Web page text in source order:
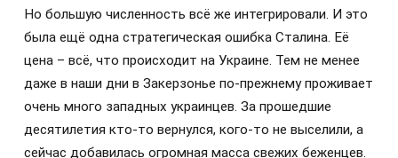
Но большую численность всё же интегрировали. И это
была ещё одна стратегическая ошибка Сталина. Её
цена – всё, что происходит на Украине. Тем не менее
даже в наши дни в Закерзонье по-прежнему проживает
очень много западных украинцев. За прошедшие
десятилетия кто-то вернулся, кого-то не выселили, а
сейчас добавилась огромная масса свежих беженцев.